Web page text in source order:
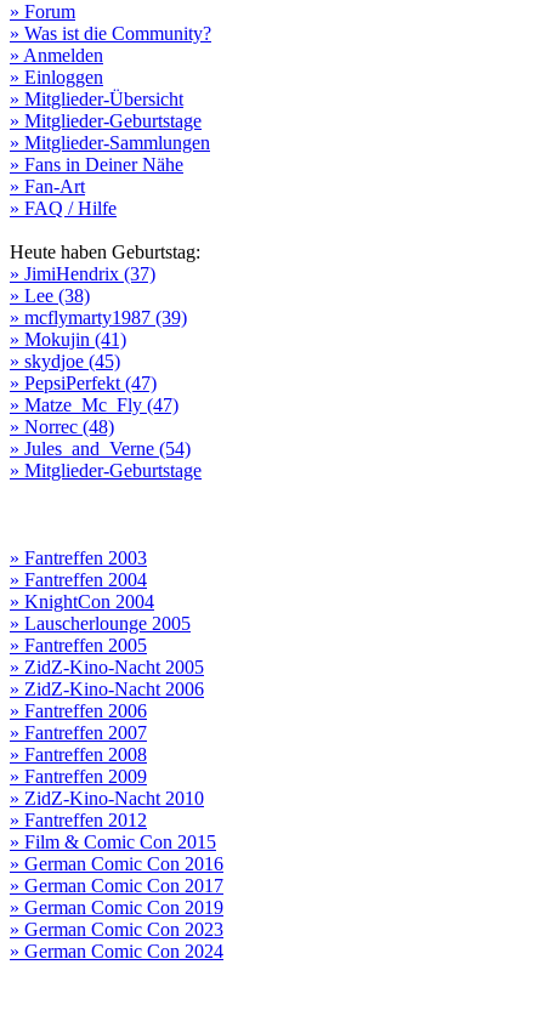
» Forum
» Was ist die Community?
» Anmelden
» Einloggen
» Mitglieder-Übersicht
» Mitglieder-Geburtstage
» Mitglieder-Sammlungen
» Fans in Deiner Nähe
» Fan-Art
» FAQ / Hilfe
Heute haben Geburtstag:
» JimiHendrix (37)
» Lee (38)
» mcflymarty1987 (39)
» Mokujin (41)
» skydjoe (45)
» PepsiPerfekt (47)
» Matze_Mc_Fly (47)
» Norrec (48)
» Jules_and_Verne (54)
» Mitglieder-Geburtstage
» Fantreffen 2003
» Fantreffen 2004
» KnightCon 2004
» Lauscherlounge 2005
» Fantreffen 2005
» ZidZ-Kino-Nacht 2005
» ZidZ-Kino-Nacht 2006
» Fantreffen 2006
» Fantreffen 2007
» Fantreffen 2008
» Fantreffen 2009
» ZidZ-Kino-Nacht 2010
» Fantreffen 2012
» Film & Comic Con 2015
» German Comic Con 2016
» German Comic Con 2017
» German Comic Con 2019
» German Comic Con 2023
» German Comic Con 2024